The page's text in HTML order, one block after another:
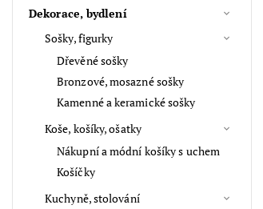
Dekorace, bydlení
Sošky, figurky
Dřevěné sošky
Bronzové, mosazné sošky
Kamenné a keramické sošky
Koše, košíky, ošatky
Nákupní a módní košíky s uchem
Košíčky
Kuchyně, stolování